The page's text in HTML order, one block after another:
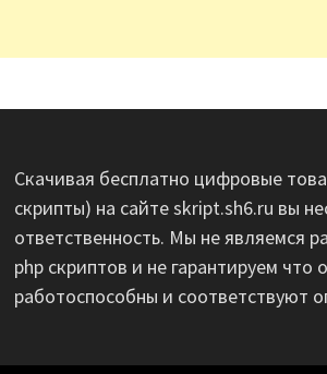
Скачивая бесплатно цифровые
скрипты) на сайте skript.sh6.ru вы
ответственность. Мы не являемся
php скриптов и не гарантируем что
работоспособны и соответствуют